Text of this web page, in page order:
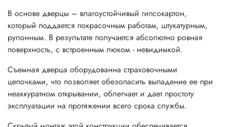
В основе дверцы – влагоустойчивый гипсокартон,
который поддается покрасочным работам, штукатурным,
рулонным. В результате получается абсолютно ровная
поверхность, с встроенным люком - невидимкой.
Съемная дверца оборудованна страховочными
цепочками, что позволяет обезопасить выпадение ее при
неаккуратном открывании, облегчает и дает простоту
эксплуатации на протяжении всего срока службы.